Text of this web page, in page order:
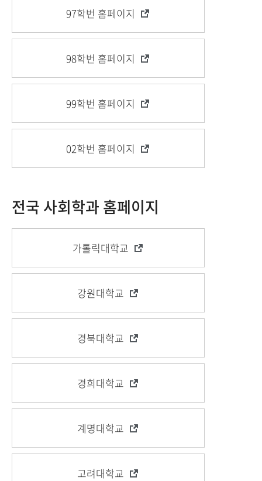
97학번 홈페이지
98학번 홈페이지
99학번 홈페이지
02학번 홈페이지
전국 사회학과 홈페이지
가톨릭대학교
강원대학교
경북대학교
경희대학교
계명대학교
고려대학교